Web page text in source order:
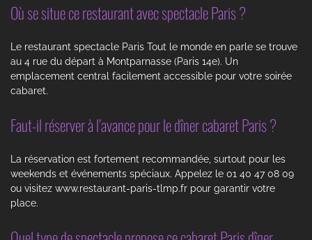
Où se situe ce restaurant avec spectacle Paris ?
Le restaurant spectacle Paris Tout le monde en parle se trouve
au 4 rue du départ à Montparnasse (Paris 14e). Un
emplacement central facilement accessible pour votre soirée
cabaret.
Faut-il réserver à l’avance pour le dîner cabaret Paris ?
La réservation est fortement recommandée, surtout pour les
weekends et événements spéciaux. Appelez le 01 40 47 08 09
ou visitez www.restaurant-paris-tlmp.fr pour garantir votre
place.